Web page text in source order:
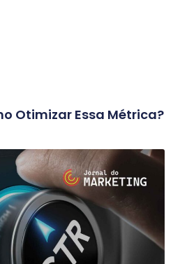
Otimizar Essa Métrica?